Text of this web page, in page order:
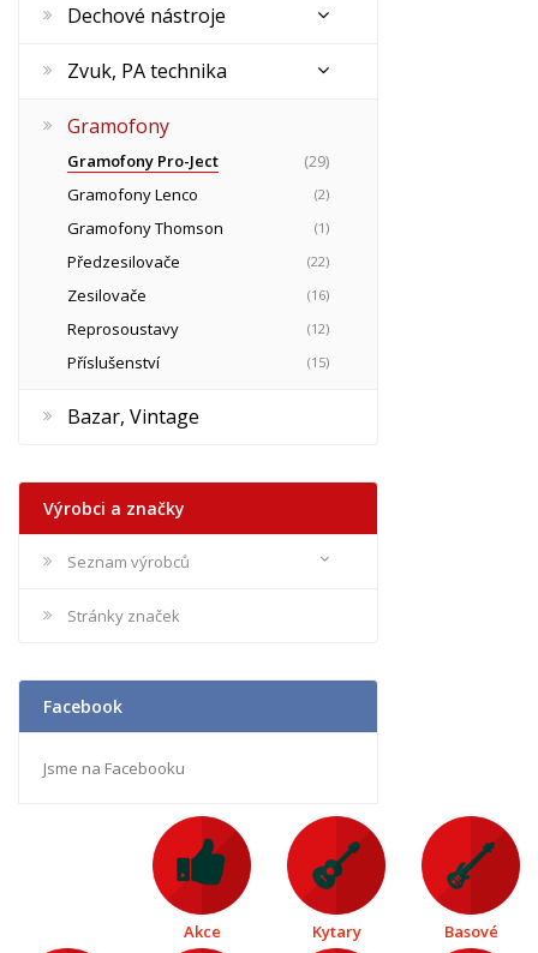
Dechové nástroje
Zvuk, PA technika
Gramofony
Gramofony Pro-Ject
(29)
Gramofony Lenco
(2)
Gramofony Thomson (1)
Předzesilovače (22)
Zesilovače (16)
Reprosoustavy (12)
Příslušenství (15)
Bazar, Vintage
Výrobci a značky
Seznam výrobců
Stránky značek
Facebook
Jsme na Facebooku
Akce Kytary Basové